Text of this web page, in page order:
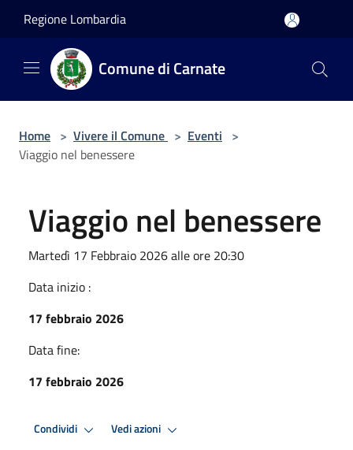
Regione Lombardia
Comune di Carnate
Home > Vivere il Comune > Eventi >
Viaggio nel benessere
Viaggio nel benessere
Martedì 17 Febbraio 2026 alle ore 20:30
Data inizio :
17 febbraio 2026
Data fine:
17 febbraio 2026
Condividi Vedi azioni